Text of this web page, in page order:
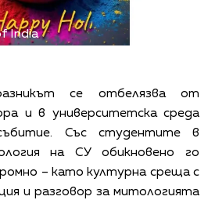
India
се отбелязва от
и в университетска среда
Със студентите в
на СУ обикновено го
– като културна среща с
и разговор за митологията